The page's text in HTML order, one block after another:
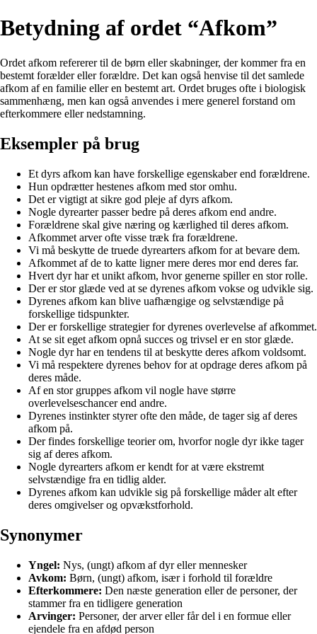
Betydning af ordet “Afkom”
Ordet afkom refererer til de børn eller skabninger, der kommer fra en
bestemt forælder eller forældre. Det kan også henvise til det samlede
afkom af en familie eller en bestemt art. Ordet bruges ofte i biologisk
sammenhæng, men kan også anvendes i mere generel forstand om
efterkommere eller nedstamning.
Eksempler på brug
Et dyrs afkom kan have forskellige egenskaber end forældrene.
Hun opdrætter hestenes afkom med stor omhu.
Det er vigtigt at sikre god pleje af dyrs afkom.
Nogle dyrearter passer bedre på deres afkom end andre.
Forældrene skal give næring og kærlighed til deres afkom.
Afkommet arver ofte visse træk fra forældrene.
Vi må beskytte de truede dyrearters afkom for at bevare dem.
Afkommet af de to katte ligner mere deres mor end deres far.
Hvert dyr har et unikt afkom, hvor generne spiller en stor rolle.
Der er stor glæde ved at se dyrenes afkom vokse og udvikle sig.
Dyrenes afkom kan blive uafhængige og selvstændige på
forskellige tidspunkter.
Der er forskellige strategier for dyrenes overlevelse af afkommet.
At se sit eget afkom opnå succes og trivsel er en stor glæde.
Nogle dyr har en tendens til at beskytte deres afkom voldsomt.
Vi må respektere dyrenes behov for at opdrage deres afkom på
deres måde.
Af en stor gruppes afkom vil nogle have større
overlevelseschancer end andre.
Dyrenes instinkter styrer ofte den måde, de tager sig af deres
afkom på.
Der findes forskellige teorier om, hvorfor nogle dyr ikke tager
sig af deres afkom.
Nogle dyrearters afkom er kendt for at være ekstremt
selvstændige fra en tidlig alder.
Dyrenes afkom kan udvikle sig på forskellige måder alt efter
deres omgivelser og opvækstforhold.
Synonymer
Yngel: Nys, (ungt) afkom af dyr eller mennesker
Avkom: Børn, (ungt) afkom, især i forhold til forældre
Efterkommere: Den næste generation eller de personer, der
stammer fra en tidligere generation
Arvinger: Personer, der arver eller får del i en formue eller
ejendele fra en afdød person